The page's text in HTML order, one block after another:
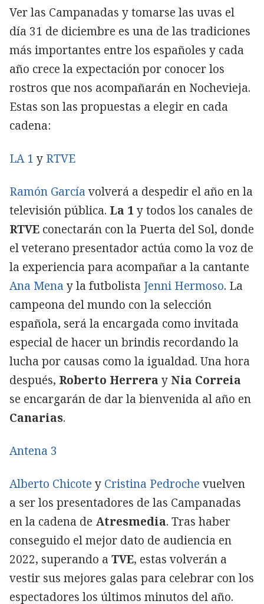
Ver las Campanadas y tomarse las uvas el
día 31 de diciembre es una de las tradiciones
más importantes entre los españoles y cada
año crece la expectación por conocer los
rostros que nos acompañarán en Nochevieja.
Estas son las propuestas a elegir en cada
cadena:
LA 1 y RTVE
Ramón Garcíavolverá a despedir el año en la
televisión pública. La 1 y todos los canales de
RTVE conectarán con la Puerta del Sol, donde
el veterano presentador actúa como la voz de
la experiencia para acompañar a la cantante
Ana Mena y la futbolista Jenni Hermoso. La
campeona del mundo con la selección
española, será la encargada como invitada
especial de hacer un brindis recordando la
lucha por causas como la igualdad. Una hora
después, Roberto Herrera y Nia Correia
se encargarán de dar la bienvenida al año en
Canarias.
Antena 3
Alberto Chicote y Cristina Pedrochevuelven
a ser los presentadores de las Campanadas
en la cadena de Atresmedia. Tras haber
conseguido el mejor dato de audiencia en
2022, superando a TVE, estas volverán a
vestir sus mejores galas para celebrar con los
espectadores los últimos minutos del año.